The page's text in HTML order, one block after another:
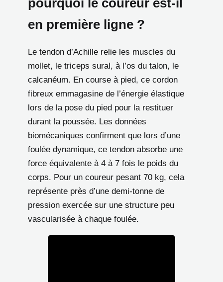
pourquoi le coureur est-il
en première ligne ?
Le tendon d’Achille relie les muscles du
mollet, le triceps sural, à l’os du talon, le
calcanéum. En course à pied, ce cordon
fibreux emmagasine de l’énergie élastique
lors de la pose du pied pour la restituer
durant la poussée. Les données
biomécaniques confirment que lors d’une
foulée dynamique, ce tendon absorbe une
force équivalente à 4 à 7 fois le poids du
corps. Pour un coureur pesant 70 kg, cela
représente près d’une demi-tonne de
pression exercée sur une structure peu
vascularisée à chaque foulée.